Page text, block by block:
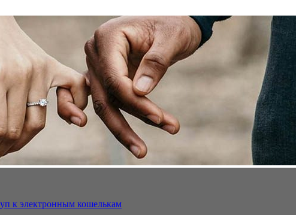
к электронным кошелькам